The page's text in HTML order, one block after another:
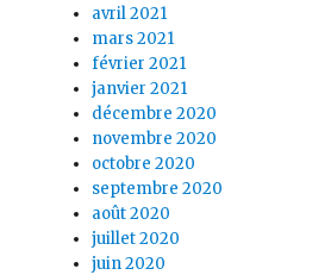
avril 2021
mars 2021
février 2021
janvier 2021
décembre 2020
novembre 2020
octobre 2020
septembre 2020
août 2020
juillet 2020
juin 2020